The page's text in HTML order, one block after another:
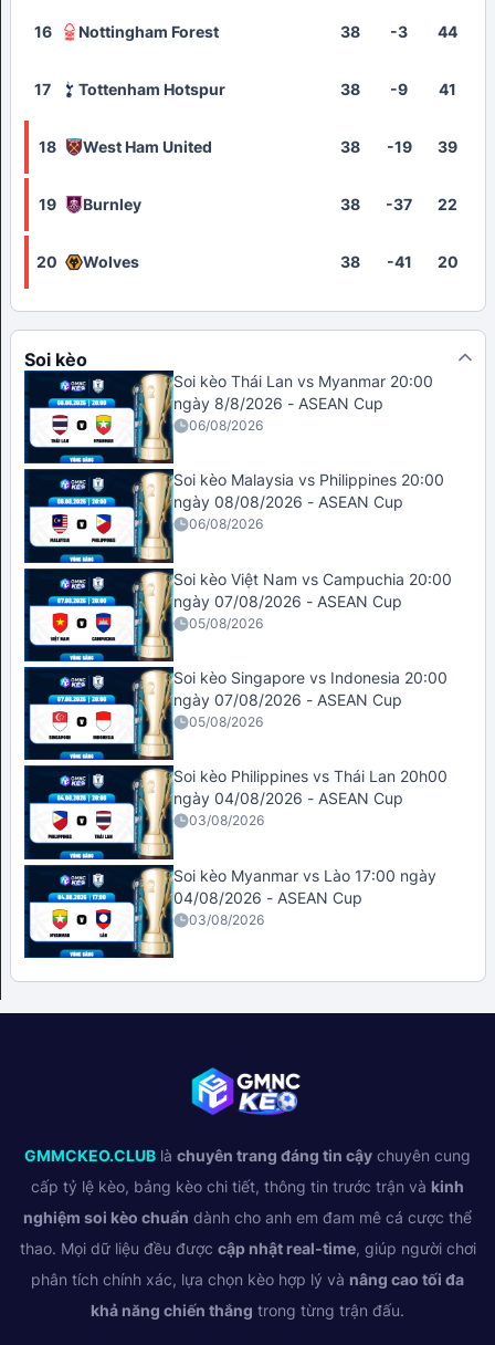
16 Nottingham Forest 38 -3 44
17 Tottenham Hotspur 38 -9 41
18 West Ham United 38 -19 39
19 Burnley 38 -37 22
20 Wolves 38 -41 20
Soi kèo
Soi kèo Thái Lan vs Myanmar 20:00
ngày 8/8/2026 - ASEAN Cup
06/08/2026
Soi kèo Malaysia vs Philippines 20:00
ngày 08/08/2026 - ASEAN Cup
06/08/2026
Soi kèo Việt Nam vs Campuchia 20:00
ngày 07/08/2026 - ASEAN Cup
05/08/2026
Soi kèo Singapore vs Indonesia 20:00
ngày 07/08/2026 - ASEAN Cup
05/08/2026
Soi kèo Philippines vs Thái Lan 20h00
ngày 04/08/2026 - ASEAN Cup
03/08/2026
Soi kèo Myanmar vs Lào 17:00 ngày
04/08/2026 - ASEAN Cup
03/08/2026
GMMCKEO.CLUB là chuyên trang đáng tin cậy chuyên cung
cấp tỷ lệ kèo, bảng kèo chi tiết, thông tin trước trận và kinh
nghiệm soi kèo chuẩn dành cho anh em đam mê cá cược thể
thao. Mọi dữ liệu đều được cập nhật real-time, giúp người chơi
phân tích chính xác, lựa chọn kèo hợp lý và nâng cao tối đa
khả năng chiến thắng trong từng trận đấu.